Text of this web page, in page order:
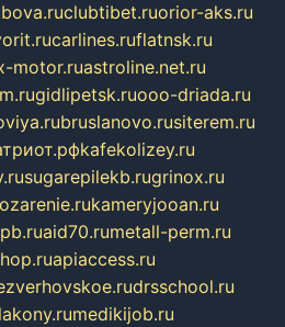
clubtibet.ruorior-aks.ru
carlines.ruflatnsk.ru
motor.ruastroline.net.ru
gidlipetsk.ruooo-driada.ru
bruslanovo.rusiterem.ru
kafekolizey.ru
sugarepilekb.rugrinox.ru
kameryjooan.ru
aid70.rumetall-perm.ru
apiaccess.ru
drsschool.ru
medikijob.ru